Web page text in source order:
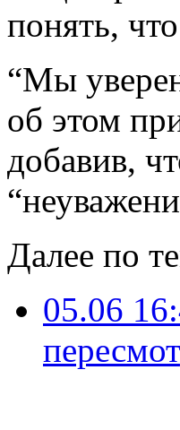
понять,
“Мы
об этом
добавив,
Далее по
05.06